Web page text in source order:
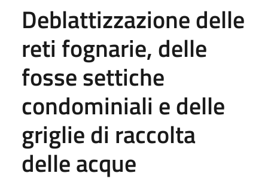
Deblattizzazione delle
reti fognarie, delle
fosse settiche
condominiali e delle
griglie di raccolta
delle acque